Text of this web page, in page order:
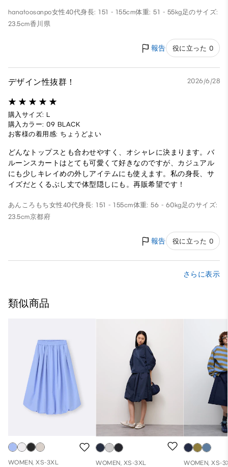
hanatoosanpo女性40代身長: 151 - 155cm体重: 51 - 55kg足のサイズ:
23.5cm香川県
報告 役に立った 0
デザイン性抜群！ 2026/6/28
購入サイズ: L
購入カラー: 09 BLACK
お客様の着用感: ちょうどよい
どんなトップスとも合わせやすく、オシャレに決まります。バ
ルーンスカートはとても可愛くて好きなのですが、カジュアル
にも少しキレイめの外しアイテムにも使えます。私の身長、サ
イズだとくるぶし丈で体型隠しにも。再販希望です！
あんころもち女性40代身長: 151 - 155cm体重: 56 - 60kg足のサイズ:
23.5cm京都府
報告 役に立った 0
さらに表示
類似商品
WOMEN, XS-3XL
WOMEN, XS-3XL
WOMEN, XS-